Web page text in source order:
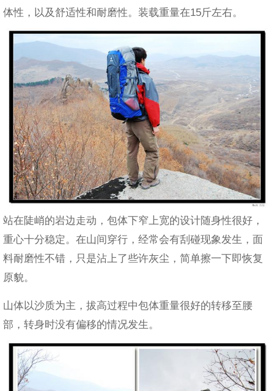
体性，以及舒适性和耐磨性。装载重量在15斤左右。
站在陡峭的岩边走动，包体下窄上宽的设计随身性很好，
重心十分稳定。在山间穿行，经常会有刮碰现象发生，面
料耐磨性不错，只是沾上了些许灰尘，简单擦一下即恢复
原貌。
山体以沙质为主，拔高过程中包体重量很好的转移至腰
部，转身时没有偏移的情况发生。